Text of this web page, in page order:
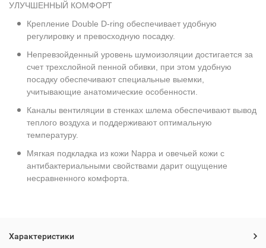
УЛУЧШЕННЫЙ КОМФОРТ
Крепление Double D-ring обеспечивает удобную
регулировку и превосходную посадку.
Непревзойденный уровень шумоизоляции достигается за
счет трехслойной пенной обивки, при этом удобную
посадку обеспечивают специальные выемки,
учитывающие анатомические особенности.
Каналы вентиляции в стенках шлема обеспечивают вывод
теплого воздуха и поддерживают оптимальную
температуру.
Мягкая подкладка из кожи Nappa и овечьей кожи с
антибактериальными свойствами дарит ощущение
несравненного комфорта.
Характеристики